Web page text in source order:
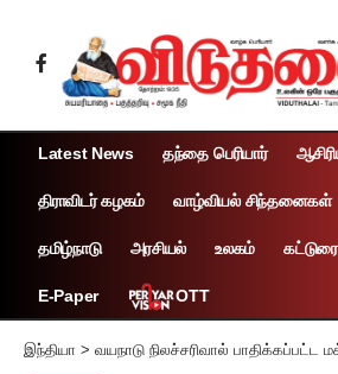
Latest News தந்தை பெரியார்
திராவிடர் கழகம் வாழ்வியல் சிந்தனைகள்
தமிழ்நாடு அரசியல் உலகம் கட்டுரை
E-Paper OTT
இந்தியா > வயநாடு நிலச்சரிவால் பாதிக்கப்பட்ட மக்களுக்கு கடன்